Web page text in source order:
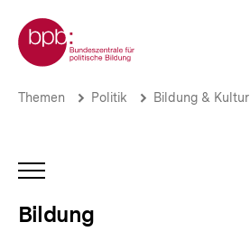
zum
Seiteninhalt
springen
Zur Startseite der bpb
Pilot,
Bildung
bpb.de
Brotkrümelnavigation
Pfadnavigation
Themen Politik Bildung & Kultur
INHALTSNAVIGATION
Bildung